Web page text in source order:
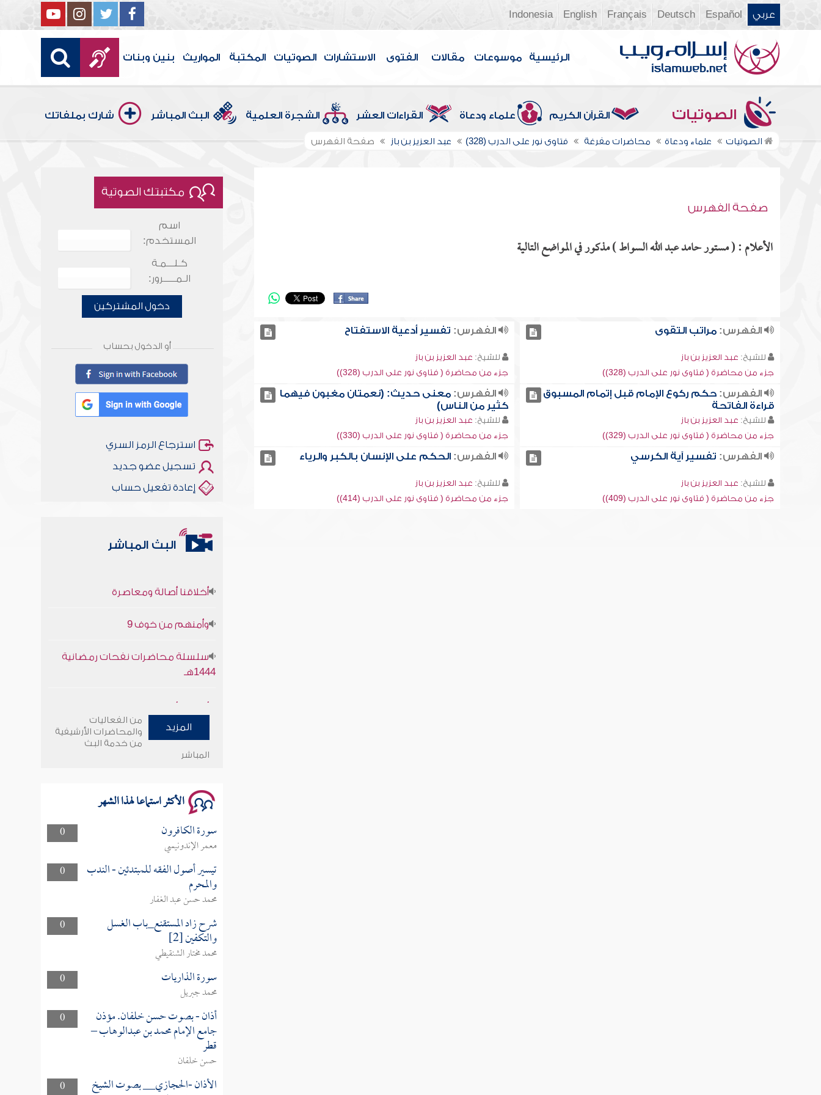
عربي Español
Deutsch
Français
English
Indonesia
الرئيسية موسوعات مقالات الفتوى الاستشارات الصوتيات المكتبة المواريث بنين وبنات
الصوتيات القرآن الكريم علماء ودعاة القراءات العشر الشجرة العلمية البث المباشر شارك بملفاتك
الصوتيات علماء ودعاة محاضرات مفرغة فتاوى نور على الدرب (328) عبد العزيز بن باز صفحة الفهرس
صفحة الفهرس
الأعلام : ( مستور حامد عبد الله السواط ) مذكور في المواضع التالية
الفهرس:مراتب التقوى
للشيخ: عبد العزيز بن باز
جزء من محاضرة ( فتاوى نور على الدرب (328))
الفهرس: تفسير أدعية الاستفتاح
للشيخ: عبد العزيز بن باز
جزء من محاضرة ( فتاوى نور على الدرب (328))
الفهرس:حكم ركوع الإمام قبل إتمام المسبوق
قراءة الفاتحة
للشيخ: عبد العزيز بن باز
جزء من محاضرة ( فتاوى نور على الدرب (329))
الفهرس: معنى حديث: (نعمتان مغبون فيهما
كثير من الناس)
للشيخ: عبد العزيز بن باز
جزء من محاضرة ( فتاوى نور على الدرب (330))
الفهرس: تفسير آية الكرسي
للشيخ: عبد العزيز بن باز
جزء من محاضرة ( فتاوى نور على الدرب (409))
الفهرس: الحكم على الإنسان بالكبر والرياء
للشيخ: عبد العزيز بن باز
جزء من محاضرة ( فتاوى نور على الدرب (414))
مكتبتك الصوتية
اسم
المستخدم:
كـلـــمـة
الـمـــــرور:
دخول المشتركين
أو الدخول بحساب
استرجاع الرمز السري
تسجيل عضو جديد
إعادة تفعيل حساب
البث المباشر
1444هـ
وأمنهم من خوف 9
سلسلة محاضرات نفحات رمضانية
المزيد
من الفعاليات
والمحاضرات الأرشيفية
من خدمة البث
المباشر
الأكثر استماعا لهذا الشهر
0 سورة الكافرون
معمر الإندونيسي
0
تيسير أصول الفقه للمبتدئين - الندب
والمحرم
محمد حسن عبد الغفار
0
شرح زاد المستقنع_باب الغسل
والتكفين [2]
محمد مختار الشنقيطي
0
سورة الذاريات
محمد جبريل
0
أذان - بصوت حسن خلفان. مؤذن
جامع الإمام محمد بن عبدالوهاب –
قطر
حسن خلفان
0
الأذان -الحجازي__ بصوت الشيخ